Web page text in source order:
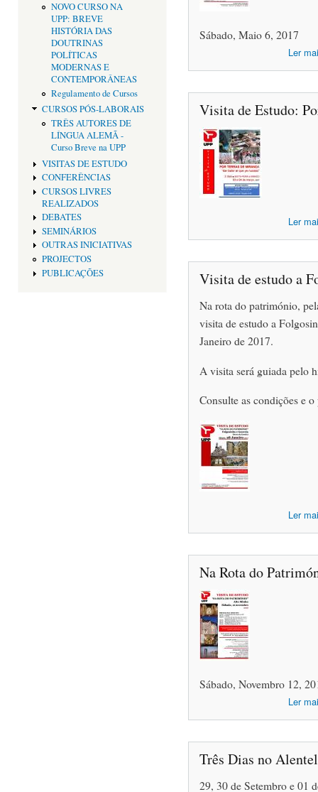
NOVO CURSO NA
UPP: BREVE
HISTÓRIA DAS
DOUTRINAS
POLÍTICAS
MODERNAS E
CONTEMPORÂNEAS
Regulamento de Cursos
CURSOS PÓS-LABORAIS
TRÊS AUTORES DE
LÍNGUA ALEMÃ -
Curso Breve na UPP
VISITAS DE ESTUDO
CONFERÊNCIAS
CURSOS LIVRES
REALIZADOS
DEBATES
SEMINÁRIOS
OUTRAS INICIATIVAS
PROJECTOS
PUBLICAÇÕES
Sábado, Maio 6, 2017
Ler
Visita de Estudo:
Ler
Visita de estudo a
Na rota do património,
visita de estudo a
Janeiro de 2017.
A visita será guiada pelo
Consulte as condições e
Ler
Na Rota do
Sábado, Novembro 12,
Ler
Três Dias no
29, 30 de Setembro e 01